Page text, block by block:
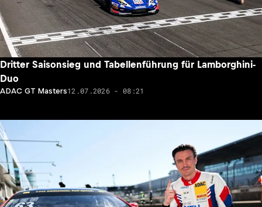
Dritter Saisonsieg und Tabellenführung für Lamborghini-
Duo
ADAC GT Masters12.07.2026 - 08:21